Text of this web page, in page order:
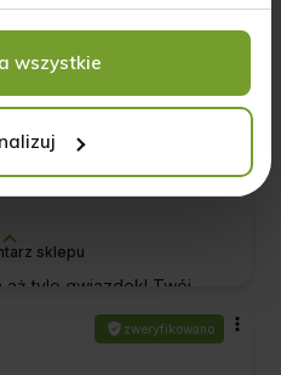
wszystkie
firmy i produktów.
sklepu
aż tyle gwiazdek! Twój
że cały zespół
do jeszczezweryfikowano